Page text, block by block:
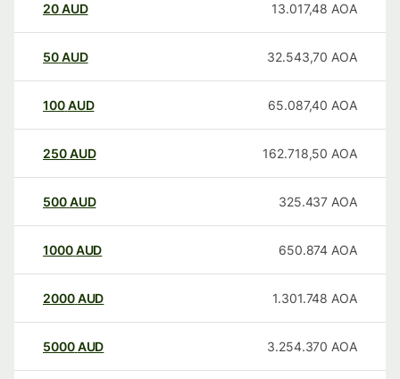
20AUD 13.017,48 AOA
50AUD 32.543,70 AOA
100AUD 65.087,40 AOA
250AUD 162.718,50 AOA
500AUD 325.437 AOA
1000AUD 650.874 AOA
2000AUD 1.301.748 AOA
5000AUD 3.254.370 AOA